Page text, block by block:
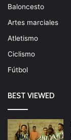
Baloncesto
Artes marciales
Atletismo
Ciclismo
Fútbol
BEST VIEWED